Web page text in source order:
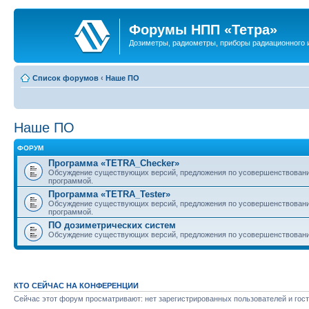
Форумы НПП «Тетра»
Дозиметры, радиометры, приборы радиационного
Список форумов ‹ Наше ПО
Наше ПО
ФОРУМ
Программа «TETRA_Checker»
Обсуждение существующих версий, предложения по
программой.
Программа «TETRA_Tester»
Обсуждение существующих версий, предложения по
программой.
ПО дозиметрических систем
Обсуждение существующих версий, предложения по
КТО СЕЙЧАС НА КОНФЕРЕНЦИИ
Сейчас этот форум просматривают: нет зарегистрированных пользователей и